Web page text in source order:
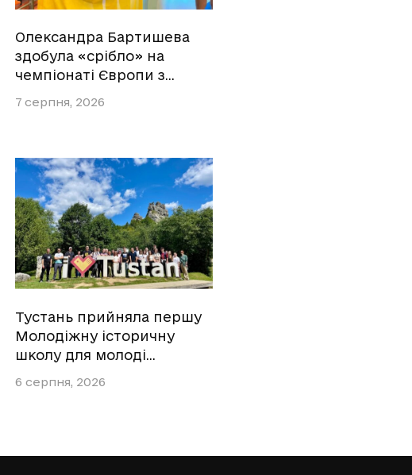
Олександра Бартишева
здобула «срібло» на
чемпіонаті Європи з…
7 серпня, 2026
Тустань прийняла першу
Молодіжну історичну
школу для молоді…
6 серпня, 2026